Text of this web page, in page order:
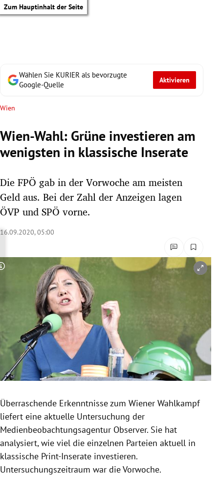
Zum Hauptinhalt der Seite
Untermenü
Untermenü
Untermenü
Untermenü
Untermenü
Untermenü
Untermenü
Untermenü
Wählen Sie KURIER als bevorzugte
Google-Quelle
Aktivieren
Wien
Wien-Wahl: Grüne investieren am
wenigsten in klassische Inserate
Die FPÖ gab in der Vorwoche am meisten
Geld aus. Bei der Zahl der Anzeigen lagen
ÖVP und SPÖ vorne.
16.09.2020, 05:00
Copyright-Hinweis öffnen/schließen
Überraschende Erkenntnisse zum Wiener Wahlkampf
liefert eine aktuelle Untersuchung der
Medienbeobachtungsagentur Observer. Sie hat
analysiert, wie viel die einzelnen Parteien aktuell in
klassische Print-Inserate investieren.
Untersuchungszeitraum war die Vorwoche.